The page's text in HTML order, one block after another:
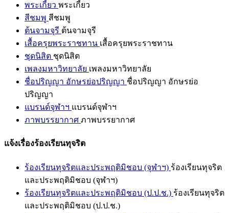
พระเกี้ยว พระเกี้ยว
สีชมพู สีชมพู
ต้นจามจุรี ต้นจามจุรี
เสื้อครุยพระราชทาน เสื้อครุยพระราชทาน
ชุดนิสิต ชุดนิสิต
เพลงมหาวิทยาลัย เพลงมหาวิทยาลัย
ชื่อปริญญา อักษรย่อปริญญา ชื่อปริญญา อักษรย่อ
ปริญญา
แบรนด์จุฬาฯ แบรนด์จุฬาฯ
ภาพบรรยากาศ ภาพบรรยากาศ
แจ้งเรื่องร้องเรียนทุจริต
ร้องเรียนทุจริตและประพฤติมิชอบ (จุฬาฯ) ร้องเรียนทุจริต
และประพฤติมิชอบ (จุฬาฯ)
ร้องเรียนทุจริตและประพฤติมิชอบ (ป.ป.ช.) ร้องเรียนทุจริต
และประพฤติมิชอบ (ป.ป.ช.)